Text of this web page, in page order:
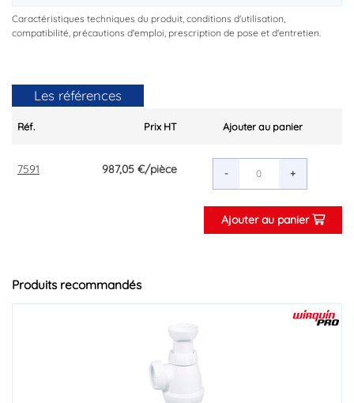
Caractéristiques techniques du produit, conditions d'utilisation,
compatibilité, précautions d'emploi, prescription de pose et d'entretien.
Les références
Réf. Prix HT Ajouter au panier
7591 987,05 €/pièce - +
Ajouter au panier
Produits recommandés